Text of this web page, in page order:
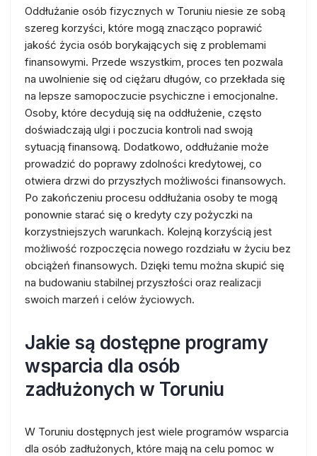
Oddłużanie osób fizycznych w Toruniu niesie ze sobą
szereg korzyści, które mogą znacząco poprawić
jakość życia osób borykających się z problemami
finansowymi. Przede wszystkim, proces ten pozwala
na uwolnienie się od ciężaru długów, co przekłada się
na lepsze samopoczucie psychiczne i emocjonalne.
Osoby, które decydują się na oddłużenie, często
doświadczają ulgi i poczucia kontroli nad swoją
sytuacją finansową. Dodatkowo, oddłużanie może
prowadzić do poprawy zdolności kredytowej, co
otwiera drzwi do przyszłych możliwości finansowych.
Po zakończeniu procesu oddłużania osoby te mogą
ponownie starać się o kredyty czy pożyczki na
korzystniejszych warunkach. Kolejną korzyścią jest
możliwość rozpoczęcia nowego rozdziału w życiu bez
obciążeń finansowych. Dzięki temu można skupić się
na budowaniu stabilnej przyszłości oraz realizacji
swoich marzeń i celów życiowych.
Jakie są dostępne programy
wsparcia dla osób
zadłużonych w Toruniu
W Toruniu dostępnych jest wiele programów wsparcia
dla osób zadłużonych, które mają na celu pomoc w